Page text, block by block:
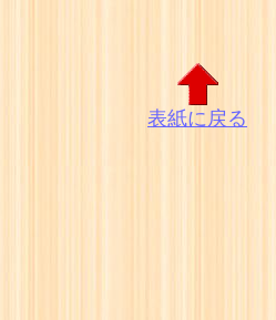
表紙に戻る